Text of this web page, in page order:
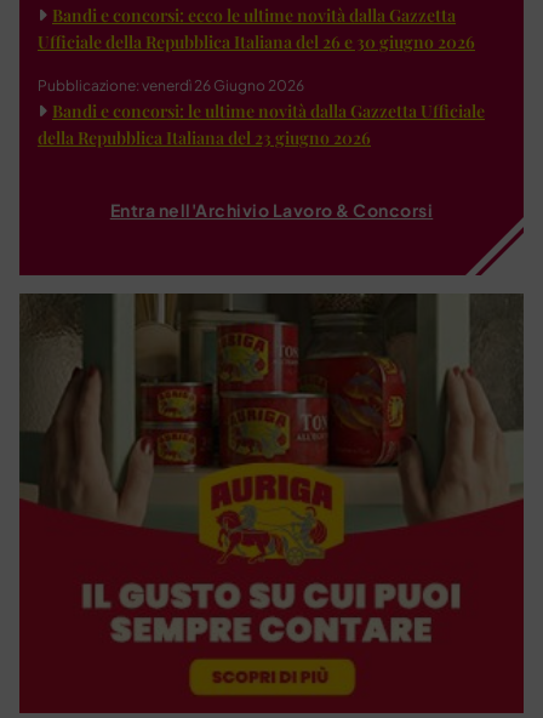
Bandi e concorsi: ecco le ultime novità dalla Gazzetta
Ufficiale della Repubblica Italiana del 26 e 30 giugno 2026
Pubblicazione: venerdì 26 Giugno 2026
Bandi e concorsi: le ultime novità dalla Gazzetta Ufficiale
della Repubblica Italiana del 23 giugno 2026
Entra nell'Archivio Lavoro & Concorsi